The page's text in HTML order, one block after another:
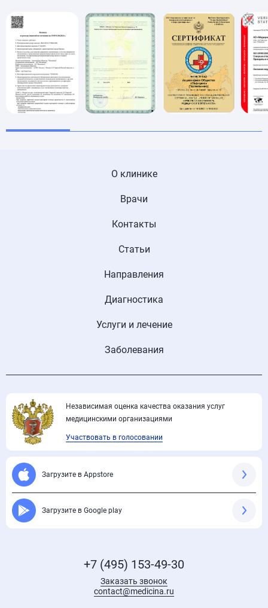
Независимая оценка качества оказания услуг
медицинскими организациями
Участвовать в голосовании
Загрузите в Appstore
Загрузите в Google play
О клинике
Врачи
Контакты
Статьи
Направления
Диагностика
Услуги и лечение
Заболевания
+7 (495) 153-49-30
Заказать звонок
contact@medicina.ru